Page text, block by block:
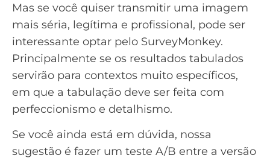
Mas se você quiser transmitir uma imagem
mais séria, legítima e profissional, pode ser
interessante optar pelo SurveyMonkey.
Principalmente se os resultados tabulados
servirão para contextos muito específicos,
em que a tabulação deve ser feita com
perfeccionismo e detalhismo.
Se você ainda está em dúvida, nossa
sugestão é fazer um teste A/B entre a versão